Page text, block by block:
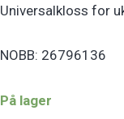
Universalkloss for
NOBB: 26796136
På lager